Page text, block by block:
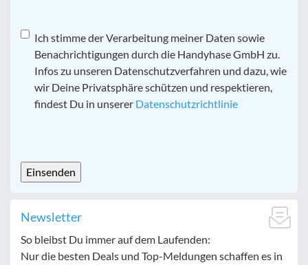
Datenschutz*
Ich stimme der Verarbeitung meiner Daten sowie
Benachrichtigungen durch die Handyhase GmbH zu.
Infos zu unseren Datenschutzverfahren und dazu, wie
wir Deine Privatsphäre schützen und respektieren,
findest Du in unserer Datenschutzrichtlinie
Newsletter
So bleibst Du immer auf dem Laufenden:
Nur die besten Deals und Top-Meldungen schaffen es in